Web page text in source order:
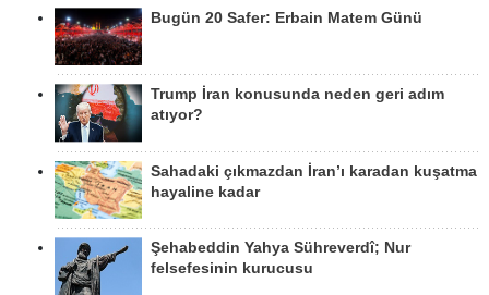
Bugün 20 Safer: Erbain Matem Günü
Trump İran konusunda neden geri adım
atıyor?
Sahadaki çıkmazdan İran’ı karadan kuşatma
hayaline kadar
Şehabeddin Yahya Sühreverdî; Nur
felsefesinin kurucusu